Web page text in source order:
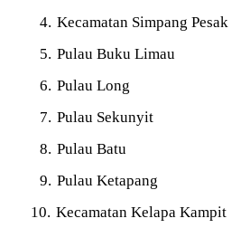
4. Kecamatan Simpang Pesak
5. Pulau Buku Limau
6. Pulau Long
7. Pulau Sekunyit
8. Pulau Batu
9. Pulau Ketapang
10. Kecamatan Kelapa Kampit